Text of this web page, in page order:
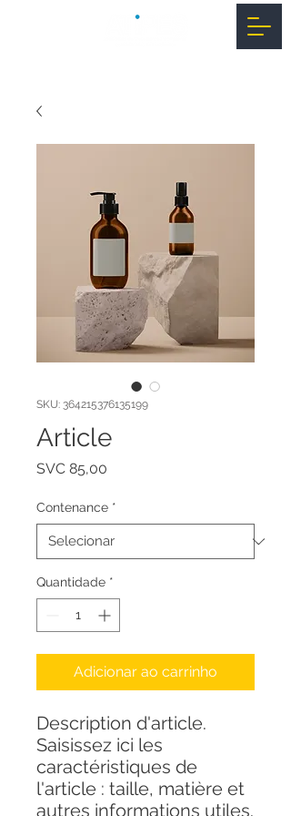
SKU: 364215376135199
Article
SVC 85,00
Contenance *
Quantidade *
Adicionar ao carrinho
Description d'article.
Saisissez ici les
caractéristiques de
l'article : taille, matière et
autres informations utiles.